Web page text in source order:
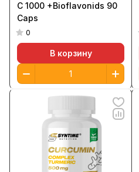
C 1000 +Bioflavonids 90
Caps
0
В корзину